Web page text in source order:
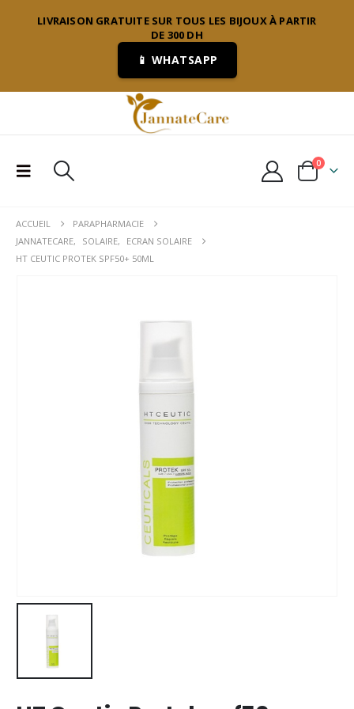
LIVRAISON GRATUITE SUR TOUS LES BIJOUX À PARTIR
DE 300 DH
📱 WHATSAPP
0
ACCUEIL
PARAPHARMACIE
JANNATECARE, SOLAIRE,
ECRAN SOLAIRE
HT CEUTIC PROTEK SPF50+ 50ML